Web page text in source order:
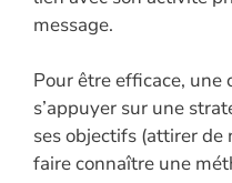
message.
Pour être efficace,
s’appuyer sur une
ses objectifs (attirer
faire connaître une